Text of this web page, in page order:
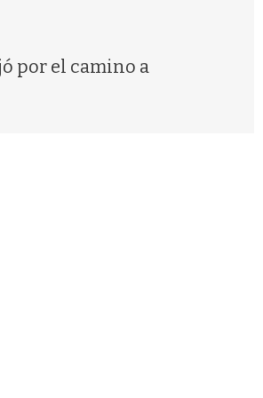
por el camino a